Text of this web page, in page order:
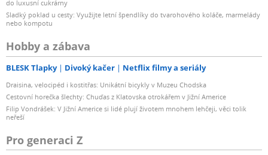
do luxusní cukrárny
Sladký poklad u cesty: Využijte letní špendlíky do tvarohového koláče, marmelády
nebo kompotu
Hobby a zábava
BLESK Tlapky Divoký kačer Netflix filmy a seriály
Draisina, velocipéd i kostitřas: Unikátní bicykly v Muzeu Chodska
Cestovní horečka šlechty: Chuďas z Klatovska otrokářem v Jižní Americe
Filip Vondrášek: V Jižní Americe si lidé plují životem mnohem lehčeji, věci tolik
neřeší
Pro generaci Z